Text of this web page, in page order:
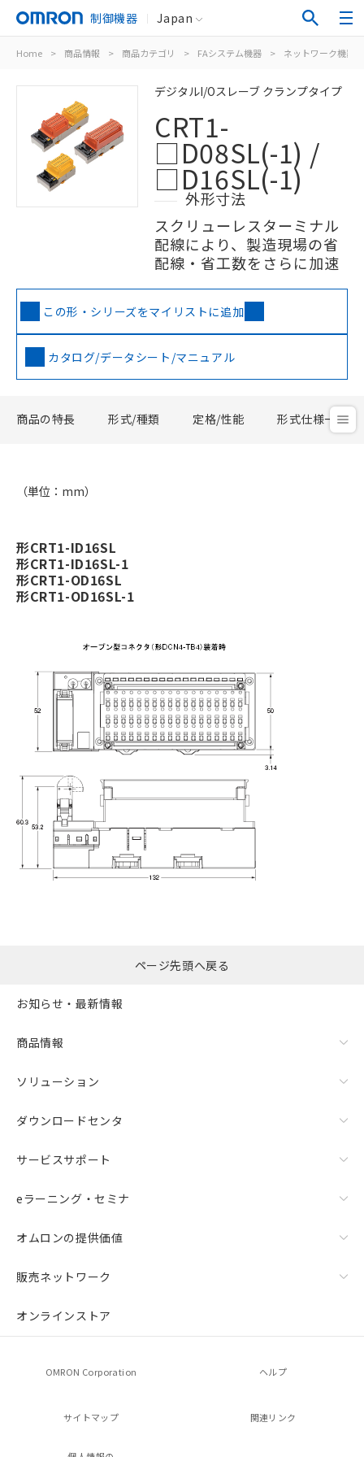
制御機器 Japan
Home > 商品情報 > 商品カテゴリ > FAシステム機器 > ネットワーク機器
デジタルI/Oスレーブ クランプタイプ
CRT1-
□D08SL(-1) /
□D16SL(-1)
外形寸法
スクリューレスターミナル
配線により、製造現場の省
配線・省工数をさらに加速
この形・シリーズをマイリストに追加
カタログ/データシート/マニュアル
商品の特長 形式/種類 定格/性能 形式仕様一覧
（単位：mm）
形CRT1-ID16SL
形CRT1-ID16SL-1
形CRT1-OD16SL
形CRT1-OD16SL-1
ページ先頭へ戻る
お知らせ・最新情報
商品情報
ソリューション
ダウンロードセンタ
サービスサポート
eラーニング・セミナ
オムロンの提供価値
販売ネットワーク
オンラインストア
OMRON Corporation ヘルプ
サイトマップ 関連リンク